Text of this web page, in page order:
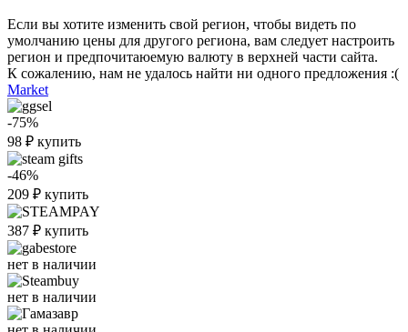
Если вы хотите изменить свой регион, чтобы видеть по
умолчанию цены для другого региона, вам следует настроить
регион и предпочитаюемую валюту в верхней части сайта.
К сожалению, нам не удалось найти ни одного предложения :(
Market
-75%
98 ₽ купить
-46%
209 ₽ купить
387 ₽ купить
нет в наличии
нет в наличии